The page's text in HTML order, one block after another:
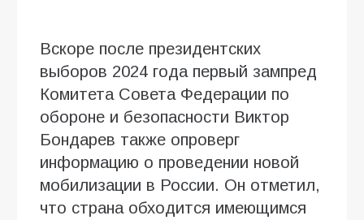
Вскоре после президентских
выборов 2024 года первый зампред
Комитета Совета Федерации по
обороне и безопасности Виктор
Бондарев также опроверг
информацию о проведении новой
мобилизации в России. Он отметил,
что страна обходится имеющимся